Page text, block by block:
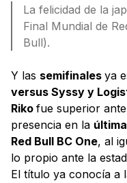
La felicidad de la
Final Mundial de
Bull).
Y las semifinales ya
versus Syssy y
Riko fue superior
presencia en la
Red Bull BC One, al
lo propio ante la
El título ya conocía a